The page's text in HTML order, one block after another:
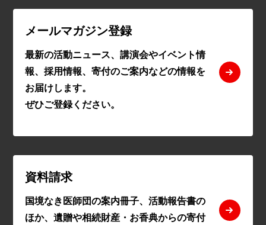
メールマガジン登録
最新の活動ニュース、講演会やイベント情
報、採用情報、寄付のご案内などの情報を
お届けします。
ぜひご登録ください。
資料請求
国境なき医師団の案内冊子、活動報告書の
ほか、遺贈や相続財産・お香典からの寄付